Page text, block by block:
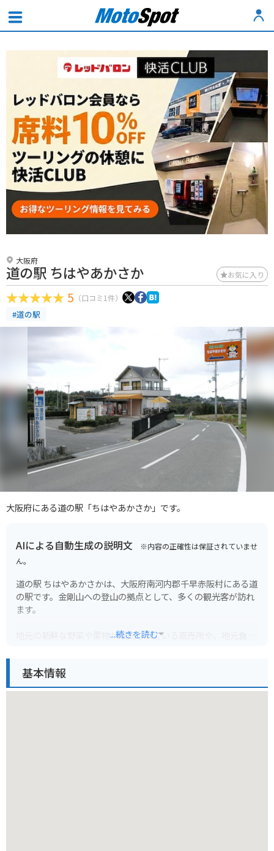
大阪府
道の駅 ちはやあかさか お気に入り
5 （口コミ1件）
#道の駅
大阪府にある道の駅「ちはやあかさか」です。
AIによる自動生成の説明文 ※内容の正確性は保証されていませ
ん。
道の駅 ちはやあかさかは、大阪府南河内郡千早赤阪村にある道
の駅です。金剛山への登山の拠点として、多くの観光客が訪れ
ます。
地元の新鮮な野菜や果物が販売されている直売所や、地元食材
バイクで訪れる場合は、道の駅に隣接する駐車場にバイク専用
...続きを読む
基本情報